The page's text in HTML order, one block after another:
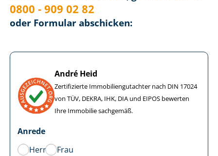
0800 - 909 02 82
oder Formular abschicken:
André Heid
Zertifizierte Im­mo­bi­li­en­gut­ach­ter nach DIN 17024
von TÜV, DEKRA, IHK, DIA und EIPOS bewerten
Ihre Immobilie sachgemäß.
Anrede
Herr
Frau